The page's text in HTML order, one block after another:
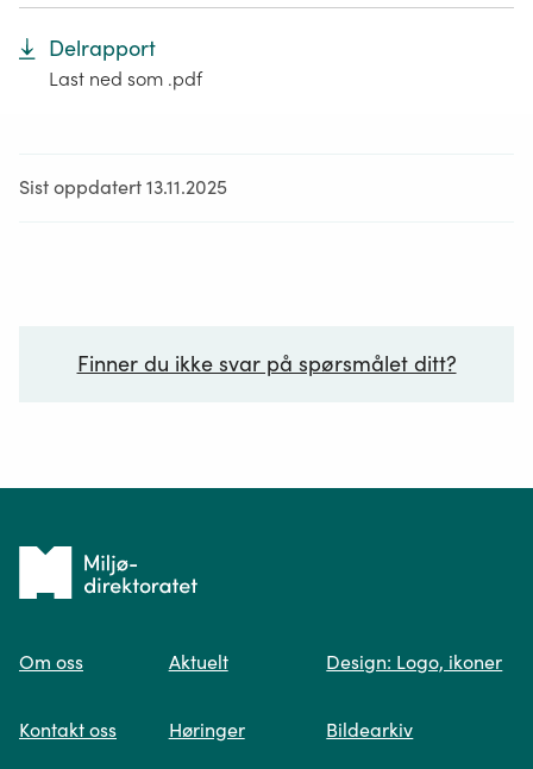
Delrapport
Last ned som .pdf
Sist oppdatert 13.11.2025
Finner du ikke svar på spørsmålet ditt?
Spør oss
Tilbake
forsiden
Om oss
Kontakt oss
Aktuelt
Høringer
Design: Logo, ikoner
Bildearkiv